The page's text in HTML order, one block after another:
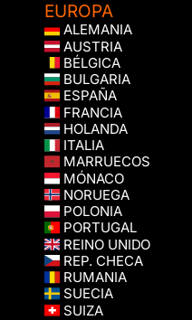
EUROPA
ALEMANIA
AUSTRIA
BÉLGICA
BULGARIA
ESPAÑA
FRANCIA
HOLANDA
ITALIA
MARRUECOS
MÓNACO
NORUEGA
POLONIA
PORTUGAL
REINO UNIDO
REP. CHECA
RUMANIA
SUECIA
SUIZA